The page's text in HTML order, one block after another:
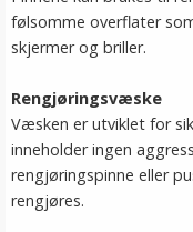
følsomme overflater
skjermer og briller.
Rengjøringsvæske
Væsken er utviklet for
inneholder ingen
rengjøringspinne eller
rengjøres.